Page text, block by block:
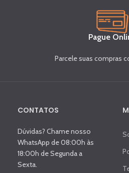
Pague
Parcele suas compras
CONTATOS
Dúvidas? Chame nosso
WhatsApp de 08:00h às
18:00h de Segunda a
Sexta.